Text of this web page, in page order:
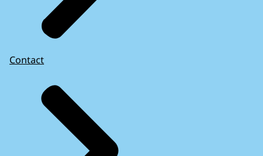
Contact